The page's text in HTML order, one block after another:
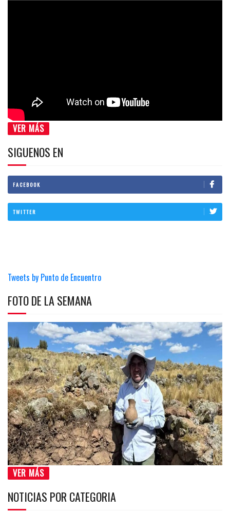
VER MÁS
SIGUENOS EN
FACEBOOK
TWITTER
Tweets by Punto de Encuentro
FOTO DE LA SEMANA
VER MÁS
NOTICIAS POR CATEGORIA